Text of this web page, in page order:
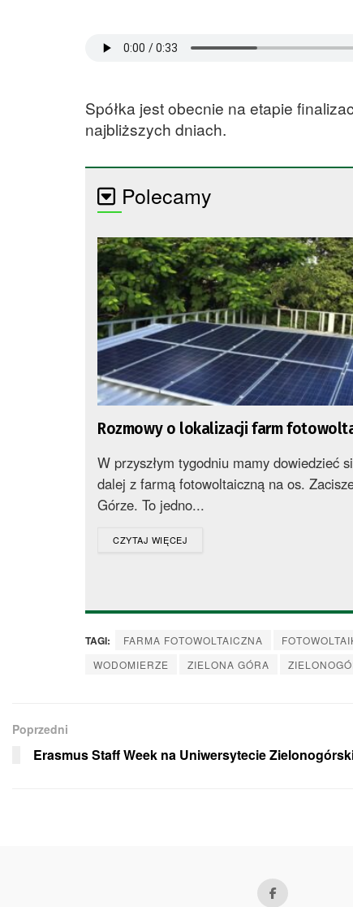
Spółka jest obecnie na etapie
najbliższych dniach.
Polecamy
Rozmowy o lokalizacji farm
W przyszłym tygodniu mamy dowiedzieć
dalej z farmą fotowoltaiczną na os.
Górze. To jedno...
CZYTAJ WIĘCEJ
TAGI: FARMA FOTOWOLTAICZNA
WODOMIERZE
ZIELONA GÓRA
Poprzedni
Erasmus Staff Week na Uniwersytecie